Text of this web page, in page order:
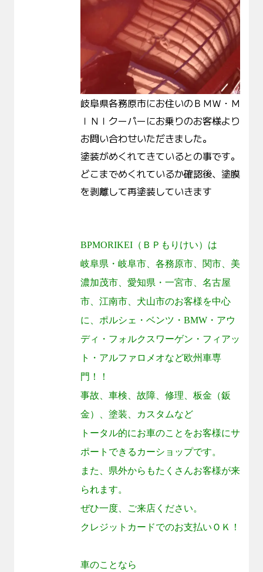
岐阜県各務原市にお住いのＢＭＷ・Ｍ
ＩＮＩクーパーにお乗りのお客様より
お問い合わせいただきました。
塗装がめくれてきているとの事です。
どこまでめくれているか確認後、塗膜
を剥離して再塗装していきます
BPMORIKEI （ＢＰもりけい）は
岐阜県・岐阜市、各務原市、関市、美
濃加茂市、愛知県・一宮市、名古屋
市、江南市、犬山市のお客様を中心
に、ポルシェ・ベンツ・ BMW ・アウ
ディ・フォルクスワーゲン・フィアッ
ト・アルファロメオなど欧州車専
門！！
事故、車検、故障、修理、板金（鈑
金）、塗装、カスタムなど
トータル的にお車のことをお客様にサ
ポートできるカーショップです。
また、県外からもたくさんお客様が来
られます。
ぜひ一度、ご来店ください。
クレジットカードでのお支払いＯＫ！
車のことなら